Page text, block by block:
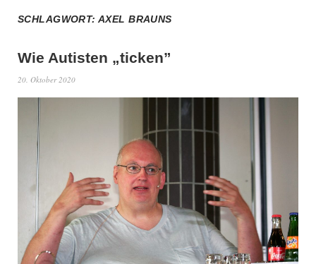
SCHLAGWORT:AXEL BRAUNS
Wie Autisten „ticken”
20. Oktober 2020